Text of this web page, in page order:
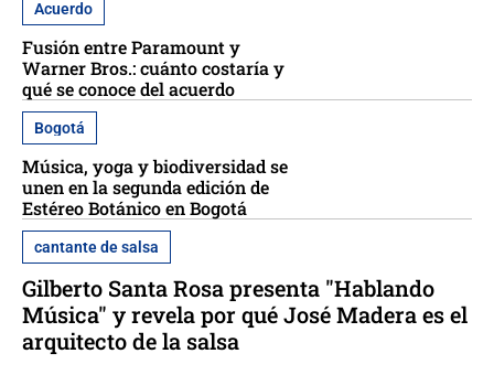
Acuerdo
Fusión entre Paramount y
Warner Bros.: cuánto costaría y
qué se conoce del acuerdo
Bogotá
Música, yoga y biodiversidad se
unen en la segunda edición de
Estéreo Botánico en Bogotá
cantante de salsa
Gilberto Santa Rosa presenta "Hablando
Música" y revela por qué José Madera es el
arquitecto de la salsa